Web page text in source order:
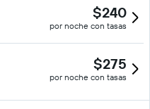
$240
por noche con tasas
$275
por noche con tasas